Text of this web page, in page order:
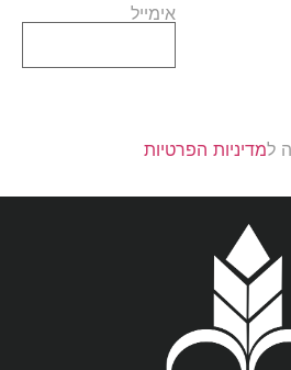
אימייל
למדיניות הפרטיות